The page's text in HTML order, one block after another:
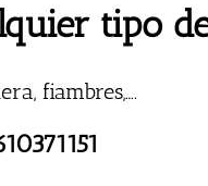
tipo
fiambres,….